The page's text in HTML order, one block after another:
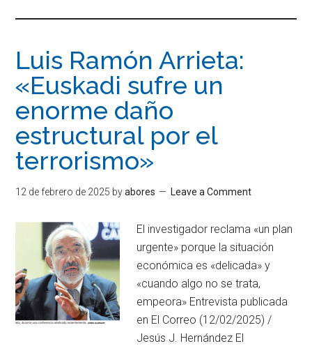
Luis Ramón Arrieta:
«Euskadi sufre un
enorme daño
estructural por el
terrorismo»
12 de febrero de 2025 byabores Leave a Comment
El investigador reclama «un plan
urgente» porque la situación
económica es «delicada» y
«cuando algo no se trata,
empeora» Entrevista publicada
en El Correo (12/02/2025) /
Jesús J. Hernández El